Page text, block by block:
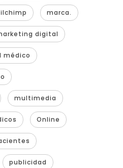
marca.
digital
médico
multimedia
Online
publicidad